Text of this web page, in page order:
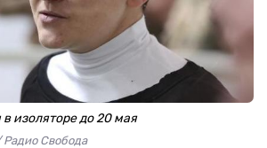
изоляторе до 20 мая
Свобода